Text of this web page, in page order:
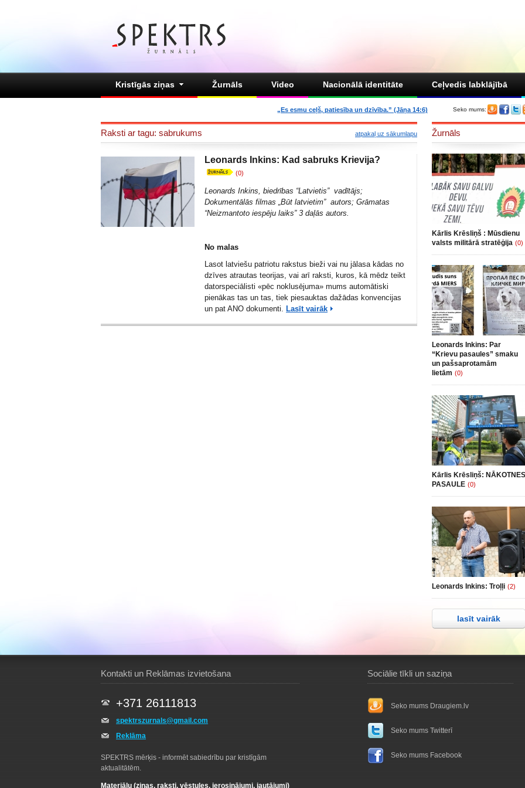
Kristīgās ziņas Žurnāls Video Nacionālā identitāte Ceļvedis labklājībā
Seko mums:
„Es esmu ceļš, patiesība un dzīvība.” (Jāņa 14:6)
Raksti ar tagu: sabrukums atpakaļ uz sākumlapu
Leonards Inkins: Kad sabruks Krievija?
(0)
Leonards Inkins, biedrības “Latvietis”vadītājs;
Dokumentālās filmas „Būt latvietim”autors; Grāmatas
“Neizmantoto iespēju laiks” 3 daļās autors.
No malas
Lasot latviešu patriotu rakstus bieži vai nu jālasa kādas no
dzīves atrautas teorijas, vai arī raksti, kuros, kā mēdz teikt
datorspeciālisti «pēc noklusējuma» mums automātiski
pienākas tas un tas, tiek piesauktas dažādas konvencijas
un pat ANO dokumenti. Lasīt vairāk
Žurnāls
Kārlis Krēsliņš : Mūsdienu
valsts militārā stratēģija (0)
Leonards Inkins: Par
“Krievu pasaules” smaku
un pašsaprotamām
lietām (0)
Kārlis Krēsliņš: NĀKOTNES
PASAULE (0)
Leonards Inkins: Troļļi (2)
lasīt vairāk
Kontakti un Reklāmas izvietošana
+371 26111813
spektrszurnals@gmail.com
Reklāma
SPEKTRS mērķis - informēt sabiedrību par kristīgām
aktualitātēm.
Materiālu (ziņas, raksti, vēstules, ierosinājumi, jautājumi)
Sociālie tīkli un saziņa
Seko mums Draugiem.lv
Seko mums Twitterī
Seko mums Facebook